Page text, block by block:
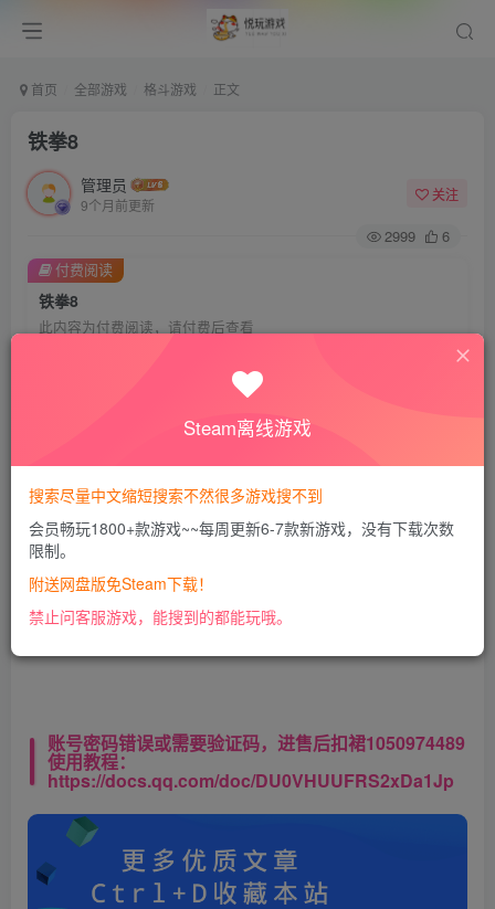
首页 全部游戏 格斗游戏 正文
铁拳8
管理员
9个月前更新
关注
2999 6
铁拳8
此内容为付费阅读，请付费后查看
开通会员
付费阅读
此处内容已隐藏，VIP会员可见
请登录后查看特权
账号密码错误或需要验证码，进售后扣裙1050974489
使用教程：
https://docs.qq.com/doc/DU0VHUUFRS2xDa1Jp
Steam离线游戏
搜索尽量中文缩短搜索不然很多游戏搜不到
会员畅玩1800+款游戏~~每周更新6-7款新游戏，没有下载次数
限制。
附送网盘版免Steam下载！
禁止问客服游戏，能搜到的都能玩哦。